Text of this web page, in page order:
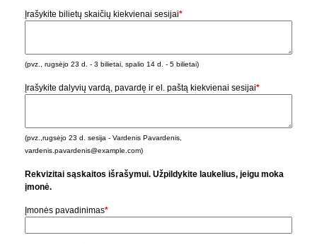
Įrašykite bilietų skaičių kiekvienai sesijai*
(pvz., rugsėjo 23 d. - 3 bilietai, spalio 14 d. - 5 bilietai)
Įrašykite dalyvių vardą, pavardę ir el. paštą kiekvienai sesijai*
(pvz.,rugsėjo 23 d. sesija - Vardenis Pavardenis,
vardenis.pavardenis@example.com)
Rekvizitai sąskaitos išrašymui. Užpildykite laukelius, jeigu moka
įmonė.
Įmonės pavadinimas*